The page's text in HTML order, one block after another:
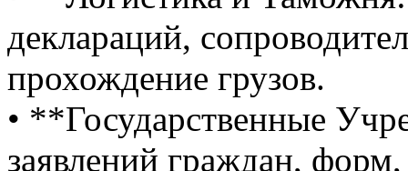
деклараций,
прохождение грузов.
• **Государственные
заявлений граждан,